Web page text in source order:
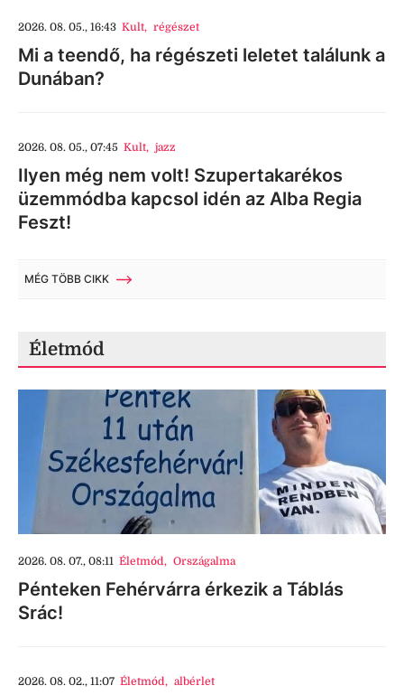
2026. 08. 05., 16:43 Kult, régészet
Mi a teendő, ha régészeti leletet találunk a
Dunában?
2026. 08. 05., 07:45 Kult, jazz
Ilyen még nem volt! Szupertakarékos
üzemmódba kapcsol idén az Alba Regia
Feszt!
MÉG TÖBB CIKK
Életmód
2026. 08. 07., 08:11 Életmód, Országalma
Pénteken Fehérvárra érkezik a Táblás
Srác!
2026. 08. 02., 11:07 Életmód, albérlet